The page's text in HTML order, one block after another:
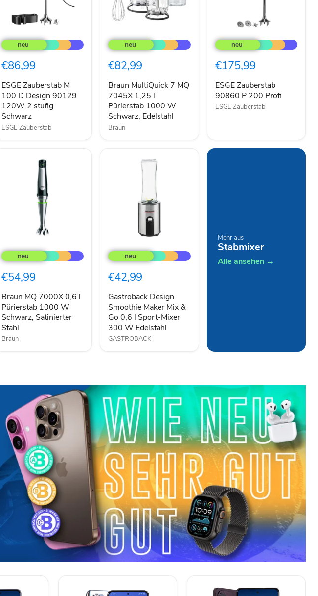
Zauberstab
M
D
90129
120W
2
stufig
Schwarz
€86,99
ESGE Zauberstab M
100 D Design 90129
120W 2 stufig
Schwarz
ESGE Zauberstab
MultiQuick
7
7045X
l
Pürierstab
1000
W
Schwarz,
Edelstahl
€82,99
Braun MultiQuick 7 MQ
7045X 1,25 l
Pürierstab 1000 W
Schwarz, Edelstahl
Braun
Zauberstab
90860
200
€175,99
ESGE Zauberstab
90860 P 200 Profi
ESGE Zauberstab
MQ
7000X
l
1000
W
Schwarz,
Satinierter
Stahl
€54,99
Braun MQ 7000X 0,6 l
Pürierstab 1000 W
Schwarz, Satinierter
Stahl
Braun
Design
Smoothie
Mix
Go
0,6
l
Sport-
Mixer
300
€42,99
Gastroback Design
Smoothie Maker Mix &
Go 0,6 l Sport-Mixer
300 W Edelstahl
GASTROBACK
Mehr aus
Stabmixer
Alle ansehen →